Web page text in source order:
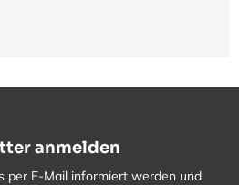
anmelden
per E-Mail informiert werden und